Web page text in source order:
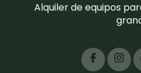
Alquiler de equipos